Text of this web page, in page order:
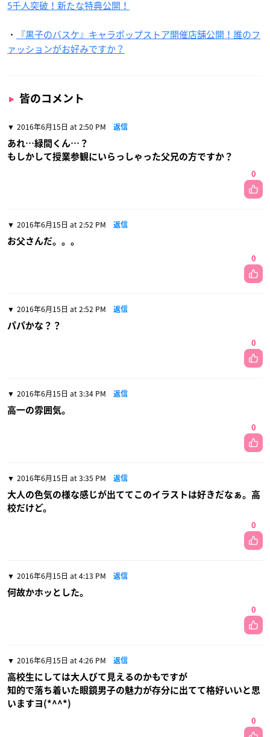
5千人突破！新たな特典公開！
・
『黒子のバスケ』キャラポップストア開催店舗公開！誰のフ
ァッションがお好みですか？
皆のコメント
2016年6月15日 at 2:50 PM 返信
あれ…緑間くん…？
もしかして授業参観にいらっしゃった父兄の方ですか？
0
2016年6月15日 at 2:52 PM 返信
お父さんだ。。。
0
2016年6月15日 at 2:52 PM 返信
パパかな？？
0
2016年6月15日 at 3:34 PM 返信
高一の雰囲気。
0
2016年6月15日 at 3:35 PM 返信
大人の色気の様な感じが出ててこのイラストは好きだなぁ。高
校だけど。
0
2016年6月15日 at 4:13 PM 返信
何故かホッとした。
0
2016年6月15日 at 4:26 PM 返信
高校生にしては大人びて見えるのかもですが
知的で落ち着いた眼鏡男子の魅力が存分に出てて格好いいと思
いますヨ(*^^*)
0